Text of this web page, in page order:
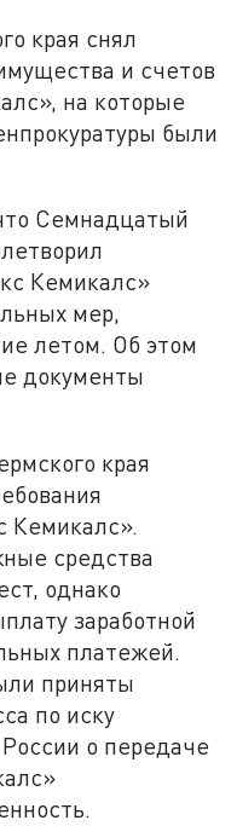
края снял
и счетов
на которые
были
Семнадцатый
Кемикалс»
мер,
летом. Об этом
документы
края
Кемикалс».
средства
однако
заработной
платежей.
приняты
по иску
о передаче